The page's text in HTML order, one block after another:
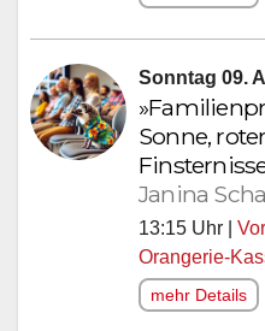
Sonntag 09.
Sonne,
Janina
13:15 Uhr |
Orangerie-
mehr Details